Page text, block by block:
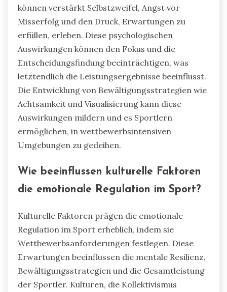
können verstärkt Selbstzweifel, Angst vor
Misserfolg und den Druck, Erwartungen zu
erfüllen, erleben. Diese psychologischen
Auswirkungen können den Fokus und die
Entscheidungsfindung beeinträchtigen, was
letztendlich die Leistungsergebnisse beeinflusst.
Die Entwicklung von Bewältigungsstrategien wie
Achtsamkeit und Visualisierung kann diese
Auswirkungen mildern und es Sportlern
ermöglichen, in wettbewerbsintensiven
Umgebungen zu gedeihen.
Wie beeinflussen kulturelle Faktoren
die emotionale Regulation im Sport?
Kulturelle Faktoren prägen die emotionale
Regulation im Sport erheblich, indem sie
Wettbewerbsanforderungen festlegen. Diese
Erwartungen beeinflussen die mentale Resilienz,
Bewältigungsstrategien und die Gesamtleistung
der Sportler. Kulturen, die Kollektivismus